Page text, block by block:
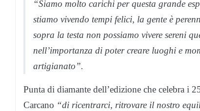
“Siamo molto carichi per questa grande
stiamo vivendo tempi felici, la gente è
sopra la testa non possiamo vivere sereni
nell’importanza di poter creare luoghi e
artigianato”.
Punta di diamante dell’edizione che celebra i
Carcano “di ricentrarci, ritrovare il nostro